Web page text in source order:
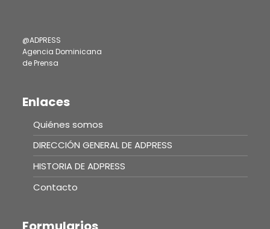
@ADPRESS
Agencia Dominicana
de Prensa
Enlaces
Quiénes somos
DIRECCIÓN GENERAL DE ADPRESS
HISTORIA DE ADPRESS
Contacto